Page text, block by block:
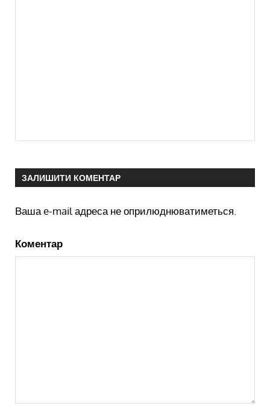
ЗАЛИШИТИ КОМЕНТАР
Ваша e-mail адреса не оприлюднюватиметься.
Коментар